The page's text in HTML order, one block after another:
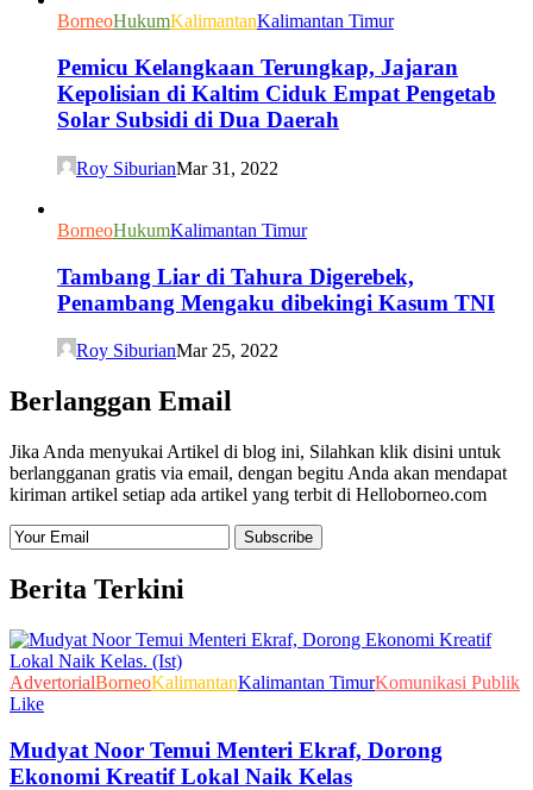
BorneoHukumKalimantanKalimantan Timur
Pemicu Kelangkaan Terungkap, Jajaran
Kepolisian di Kaltim Ciduk Empat Pengetab
Solar Subsidi di Dua Daerah
Roy SiburianMar 31, 2022
BorneoHukumKalimantan Timur
Tambang Liar di Tahura Digerebek,
Penambang Mengaku dibekingi Kasum TNI
Roy SiburianMar 25, 2022
Berlanggan Email
Jika Anda menyukai Artikel di blog ini, Silahkan klik disini untuk
berlangganan gratis via email, dengan begitu Anda akan mendapat
kiriman artikel setiap ada artikel yang terbit di Helloborneo.com
Berita Terkini
AdvertorialBorneoKalimantanKalimantan TimurKomunikasi Publik
Like
Mudyat Noor Temui Menteri Ekraf, Dorong
Ekonomi Kreatif Lokal Naik Kelas